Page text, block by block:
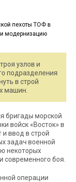
узлов и
подразделения
в строй
машин.
бригады морской
войск «Восток» в
ввод в строй
задач военной
некоторых
современного боя.
операции